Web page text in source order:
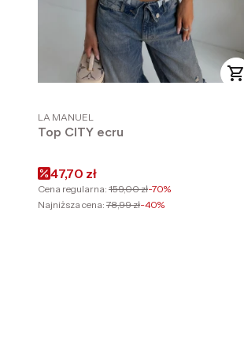
PRODUCENT
LA MANUEL
Top CITY ecru
Cena promocyjna
47,70 zł
Cena regularna: 159,00 zł-70%
Najniższa cena: 78,99 zł-40%